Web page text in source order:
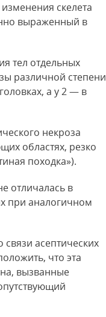
скелета
выраженный в
тел отдельных
различной степени
а у 2 — в
некроза
областях, резко
походка»).
отличалась в
при аналогичном
асептических
что эта
вызванные